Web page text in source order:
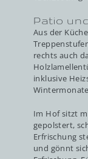
Patio
Aus der
rechts auch
inklusive
Im Hof sitzt
gepolstert,
Erfrischung
und gönnt